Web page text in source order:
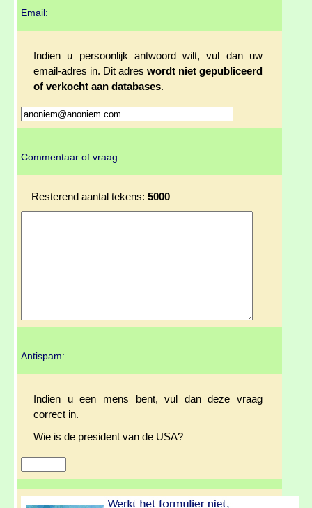
Email:
Indien u persoonlijk antwoord wilt, vul dan uw
email-adres in. Dit adres wordt niet gepubliceerd
of verkocht aan databases.
Commentaar of vraag:
Resterend aantal tekens: 5000
Antispam:
Indien u een mens bent, vul dan deze vraag
correct in.
Wie is de president van de USA?